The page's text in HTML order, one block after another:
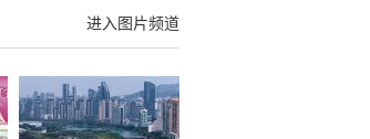
进入图片频道